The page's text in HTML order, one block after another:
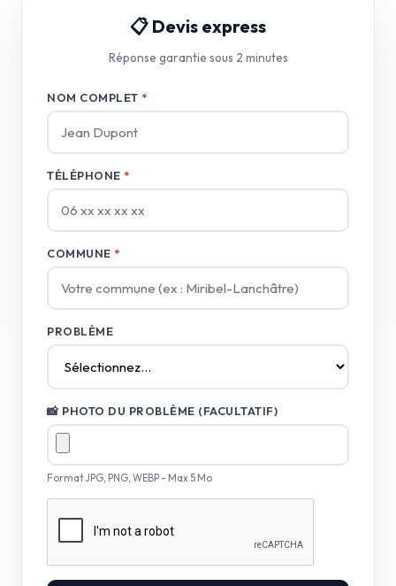
📋 Devis express
Réponse garantie sous 2 minutes
NOM COMPLET *
TÉLÉPHONE *
COMMUNE *
PROBLÈME
📸 PHOTO DU PROBLÈME (FACULTATIF)
Format JPG, PNG, WEBP - Max 5 Mo